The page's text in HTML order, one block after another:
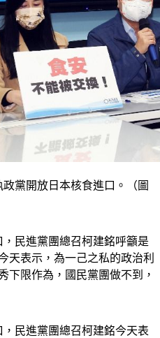
黨開放日本核食進口。（圖
民進黨團總召柯建銘呼籲是
天表示，為一己之私的政治利
下限作為，國民黨團做不到，
民進黨團總召柯建銘今天表